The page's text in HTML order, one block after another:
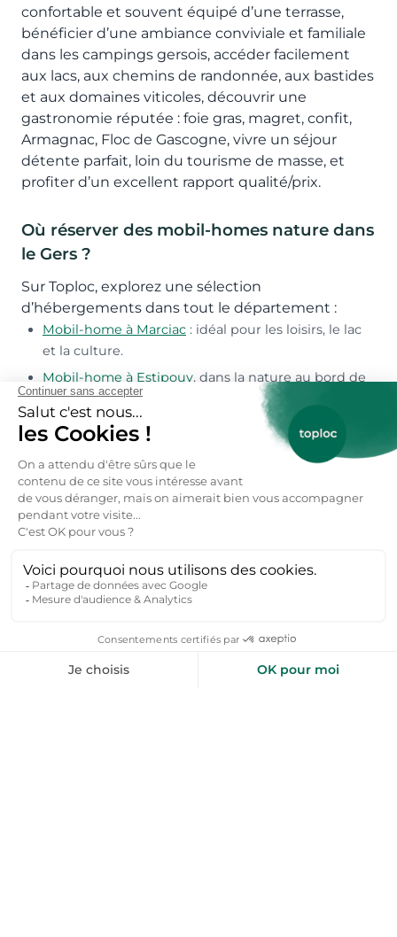
confortable et souvent équipé d’une terrasse,
bénéficier d’une ambiance conviviale et familiale
dans les campings gersois, accéder facilement
aux lacs, aux chemins de randonnée, aux bastides
et aux domaines viticoles, découvrir une
gastronomie réputée : foie gras, magret, confit,
Armagnac, Floc de Gascogne, vivre un séjour
détente parfait, loin du tourisme de masse, et
profiter d’un excellent rapport qualité/prix.
Où réserver des mobil-homes nature dans
le Gers ?
Sur Toploc, explorez une sélection
d’hébergements dans tout le département :
Mobil-home à Marciac : idéal pour les loisirs, le lac
et la culture.
Mobil-home à Estipouy, dans la nature au bord de
l'eau.
Mobil-home à Bretagne-d'Armagnac: au cœur des
vignobles d’Armagnac.
Mobil-home à Saint-Cricq
: pour le plein d'activités.
Mobil-home à Mirande: ambiance rurale, marchés,
détente.
Vous gérez une location mobil-home Gers
? Rejoignez-nous !
propriétaires de locations mobil home Gers et si
vous placez l'humain au coeur de votre activité,